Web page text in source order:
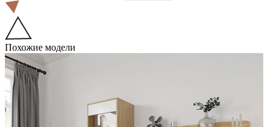
Похожие модели